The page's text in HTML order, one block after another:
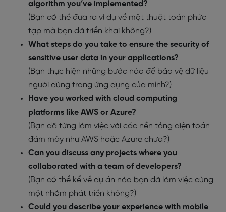
algorithm you’ve implemented?
(Bạn có thể đưa ra ví dụ về một thuật toán phức
tạp mà bạn đã triển khai không?)
What steps do you take to ensure the security of
sensitive user data in your applications?
(Bạn thực hiện những bước nào để bảo vệ dữ liệu
người dùng trong ứng dụng của mình?)
Have you worked with cloud computing
platforms like AWS or Azure?
(Bạn đã từng làm việc với các nền tảng điện toán
đám mây như AWS hoặc Azure chưa?)
Can you discuss any projects where you
collaborated with a team of developers?
(Bạn có thể kể về dự án nào bạn đã làm việc cùng
một nhóm phát triển không?)
Could you describe your experience with mobile